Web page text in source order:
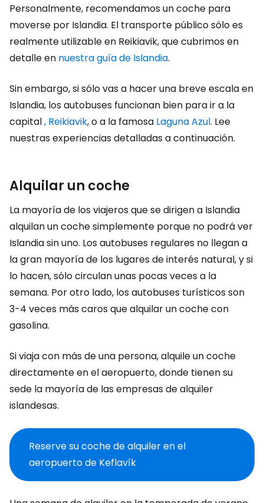
Personalmente, recomendamos un coche para
moverse por Islandia. El transporte público sólo es
realmente utilizable en Reikiavik, que cubrimos en
detalle en nuestra guía de Islandia.
Sin embargo, si sólo vas a hacer una breve escala en
Islandia, los autobuses funcionan bien para ir a la
capital, Reikiavik, o a la famosa Laguna Azul. Lee
nuestras experiencias detalladas a continuación.
Alquilar un coche
La mayoría de los viajeros que se dirigen a Islandia
alquilan un coche simplemente porque no podrá ver
Islandia sin uno. Los autobuses regulares no llegan a
la gran mayoría de los lugares de interés natural, y si
lo hacen, sólo circulan unas pocas veces a la
semana. Por otro lado, los autobuses turísticos son
3-4 veces más caros que alquilar un coche con
gasolina.
Si viaja con más de una persona, alquile un coche
directamente en el aeropuerto, donde tienen su
sede la mayoría de las empresas de alquiler
islandesas.
Reserve su coche de alquiler en el
aeropuerto de Keflavík